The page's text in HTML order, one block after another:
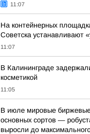
11:07
На контейнерных
Советска устанавливают
11:07
В Калининграде
косметикой
11:05
В июле мировые
основных сортов —
выросли до